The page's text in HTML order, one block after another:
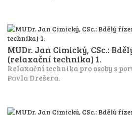
MUDr. Jan Cimický, CSc.:
(relaxační technika) 1.
Relaxační technika pro osoby s
Pavla Drešera.